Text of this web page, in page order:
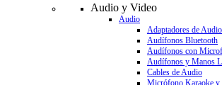
Audio y Video
Audio
Adaptadores de Audio
Audífonos Bluetooth
Audífonos con
Audífonos y Manos
Cables de Audio
Micrófono Karaoke y